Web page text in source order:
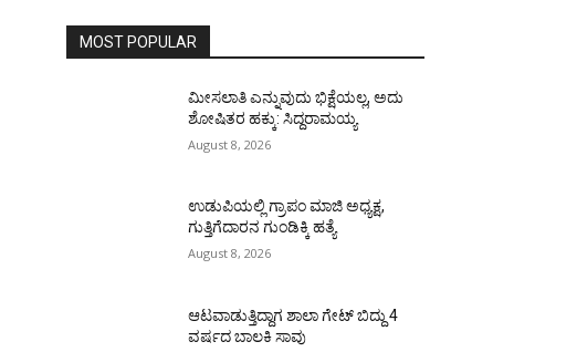
MOST POPULAR
ಮೀಸಲಾತಿ ಎನ್ನುವುದು ಭಿಕ್ಷೆಯಲ್ಲ, ಅದು
ಶೋಷಿತರ ಹಕ್ಕು: ಸಿದ್ದರಾಮಯ್ಯ
August 8, 2026
ಉಡುಪಿಯಲ್ಲಿ ಗ್ರಾಪಂ ಮಾಜಿ ಅಧ್ಯಕ್ಷ,
ಗುತ್ತಿಗೆದಾರನ ಗುಂಡಿಕ್ಕಿ ಹತ್ಯೆ
August 8, 2026
ಆಟವಾಡುತ್ತಿದ್ದಾಗ ಶಾಲಾ ಗೇಟ್‌ ಬಿದ್ದು 4
ವರ್ಷದ ಬಾಲಕಿ ಸಾವು